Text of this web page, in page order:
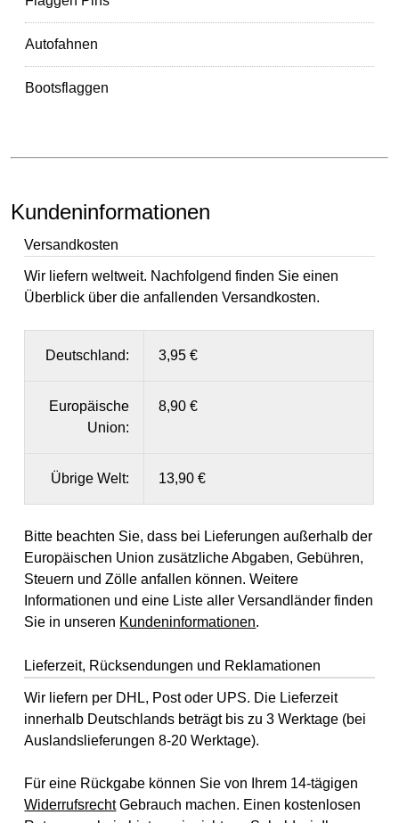
Autofahnen
Bootsflaggen
Kundeninformationen
Versandkosten
Wir liefern weltweit. Nachfolgend finden Sie einen
Überblick über die anfallenden Versandkosten.
Deutschland: 3,95 €
Europäische
Union:
8,90 €
Übrige Welt: 13,90 €
Bitte beachten Sie, dass bei Lieferungen außerhalb der
Europäischen Union zusätzliche Abgaben, Gebühren,
Steuern und Zölle anfallen können. Weitere
Informationen und eine Liste aller Versandländer finden
Sie in unseren Kundeninformationen.
Lieferzeit, Rücksendungen und Reklamationen
Wir liefern per DHL, Post oder UPS. Die Lieferzeit
innerhalb Deutschlands beträgt bis zu 3 Werktage (bei
Auslandslieferungen 8-20 Werktage).
Für eine Rückgabe können Sie von Ihrem 14-tägigen
WiderrufsrechtGebrauch machen. Einen kostenlosen